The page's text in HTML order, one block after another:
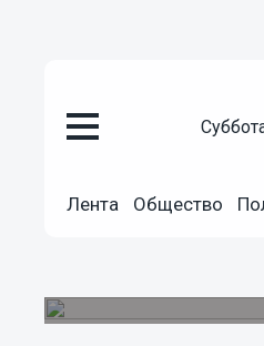
Лента Общество
20 человек